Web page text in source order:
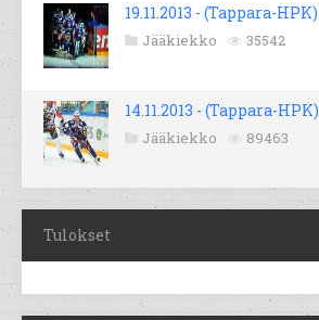
19.11.2013 - (Tappara-HPK)
Jääkiekko 35542
14.11.2013 - (Tappara-HPK)
Jääkiekko 89463
Tulokset